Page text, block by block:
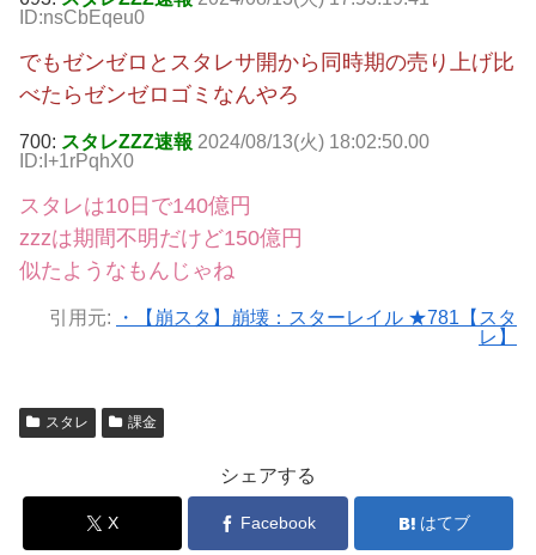
ID:nsCbEqeu0
でもゼンゼロとスタレサ開から同時期の売り上げ比
べたらゼンゼロゴミなんやろ
700: スタレZZZ速報 2024/08/13(火) 18:02:50.00
ID:I+1rPqhX0
スタレは10日で140億円
zzzは期間不明だけど150億円
似たようなもんじゃね
引用元:
・【崩スタ】崩壊：スターレイル ★781【スタ
レ】
スタレ 課金
シェアする
X Facebook はてブ